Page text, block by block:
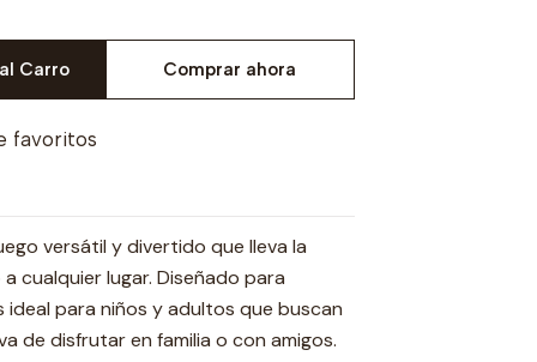
Carro Comprar ahora
favoritos
versátil y divertido que lleva la
cualquier lugar. Diseñado para
ideal para niños y adultos que buscan
de disfrutar en familia o con amigos.